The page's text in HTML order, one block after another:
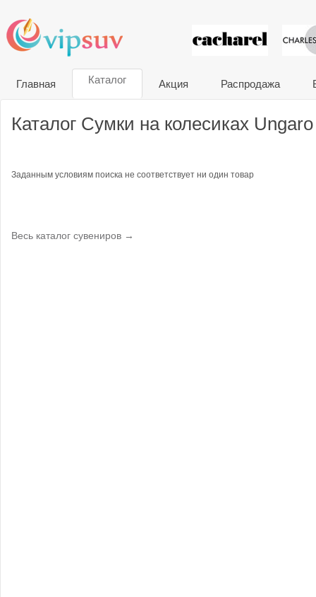
VIP
Главная Каталог Акция Распродажа
Каталог Сумки на колесиках Ungaro
Заданным условиям поиска не соответствует ни один товар
Весь каталог сувениров →